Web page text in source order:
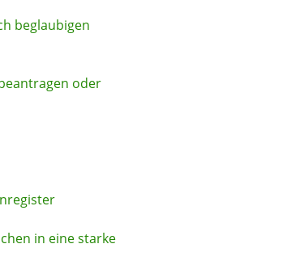
beglaubigen
oder
in eine starke